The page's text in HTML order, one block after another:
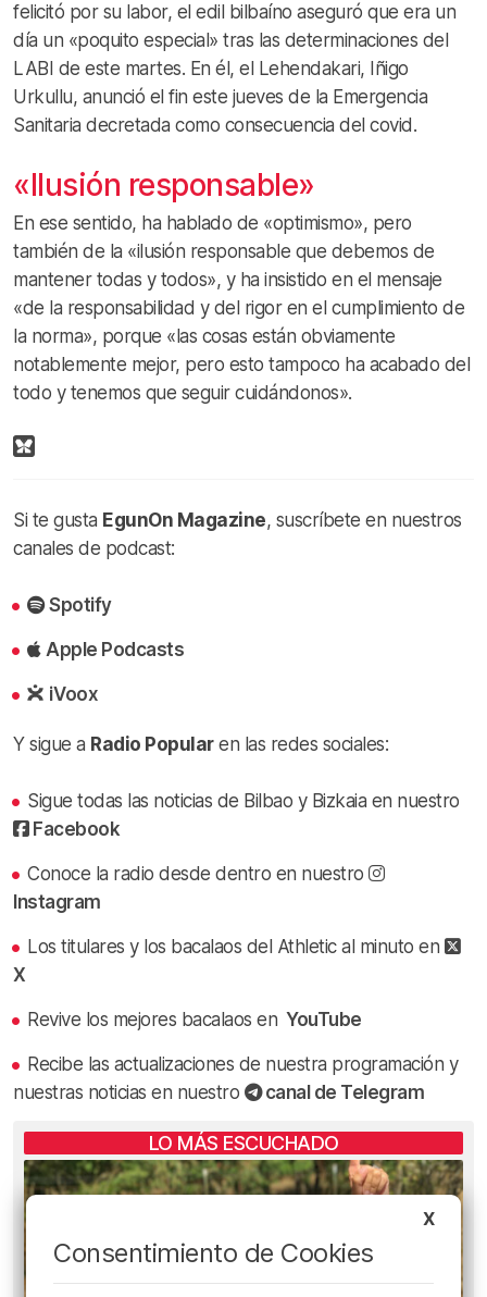
felicitó por su labor, el edil bilbaíno aseguró que era un
día un «poquito especial» tras las determinaciones del
LABI de este martes. En él, el Lehendakari, Iñigo
Urkullu, anunció el fin este jueves de la Emergencia
Sanitaria decretada como consecuencia del covid.
«Ilusión responsable»
En ese sentido, ha hablado de «optimismo», pero
también de la «ilusión responsable que debemos de
mantener todas y todos», y ha insistido en el mensaje
«de la responsabilidad y del rigor en el cumplimiento de
la norma», porque «las cosas están obviamente
notablemente mejor, pero esto tampoco ha acabado del
todo y tenemos que seguir cuidándonos».
Si te gusta EgunOn Magazine, suscríbete en nuestros
canales de podcast:
Spotify
Apple Podcasts
iVoox
Y sigue a Radio Popularen las redes sociales:
Sigue todas las noticias de Bilbao y Bizkaia en nuestro
Facebook
Conoce la radio desde dentro en nuestro
Instagram
Los titulares y los bacalaos del Athletic al minuto en
X
Revive los mejores bacalaos en YouTube
Recibe las actualizaciones de nuestra programación y
nuestras noticias en nuestro
canal de Telegram
LO MÁS ESCUCHADO
X
Consentimiento de Cookies